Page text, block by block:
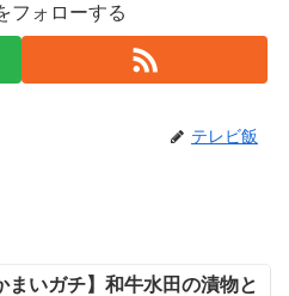
フォローする
テレビ飯
まいガチ】和牛水田の漬物と